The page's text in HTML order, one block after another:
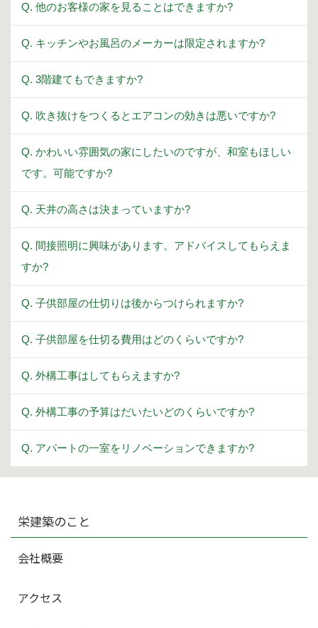
Q. 他のお客様の家を見ることはできますか?
Q. キッチンやお風呂のメーカーは限定されますか?
Q. 3階建てもできますか?
Q. 吹き抜けをつくるとエアコンの効きは悪いですか?
Q. かわいい雰囲気の家にしたいのですが、和室もほしい
です。可能ですか?
Q. 天井の高さは決まっていますか?
Q. 間接照明に興味があります。アドバイスしてもらえま
すか?
Q. 子供部屋の仕切りは後からつけられますか?
Q. 子供部屋を仕切る費用はどのくらいですか?
Q. 外構工事はしてもらえますか?
Q. 外構工事の予算はだいたいどのくらいですか?
Q. アパートの一室をリノベーションできますか?
栄建築のこと
会社概要
アクセス